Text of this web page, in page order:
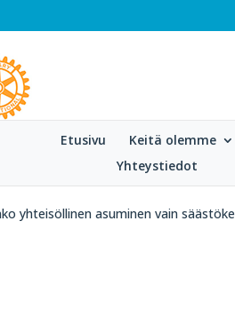
Etusivu Keitä olemme
Yhteystiedot
yhteisöllinen asuminen vain